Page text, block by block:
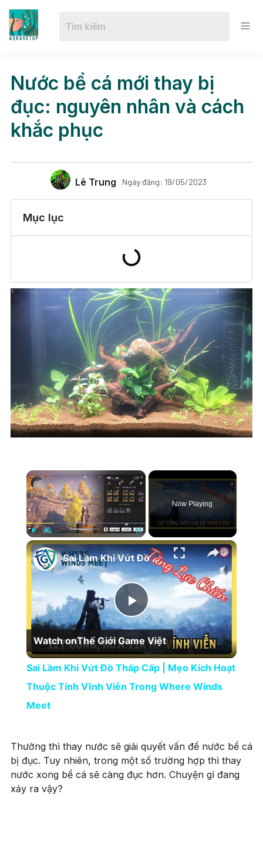
Nước bể cá mới thay bị
đục: nguyên nhân và cách
khắc phục
Lê Trung Ngày đăng: 19/05/2023
Mục lục
×
Play Unmute Fullscreen
Now Playing
×
Play Video
Sai Lầm Khi Vứt Đồ Thấp Cấp | Mẹo Kích Hoạt Thuộc Tính Vĩnh Viễn Trong Where Winds Meet
Watch onThế Giới Game Việt
Sai Lầm Khi Vứt Đồ Thấp Cấp | Mẹo Kích Hoạt
Thuộc Tính Vĩnh Viễn Trong Where Winds
Meet
Thường thì thay nước sẽ giải quyết vấn đề nước bể cá
bị đục. Tuy nhiên, trong một số trường hợp thì thay
nước xong bể cá sẽ càng đục hơn. Chuyện gì đang
xảy ra vậy?